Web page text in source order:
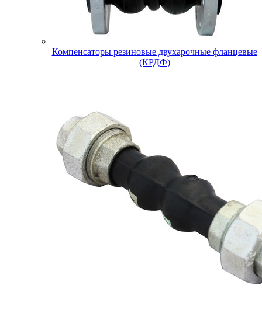
Компенсаторы резиновые двухарочные фланцевые
(КРДФ)